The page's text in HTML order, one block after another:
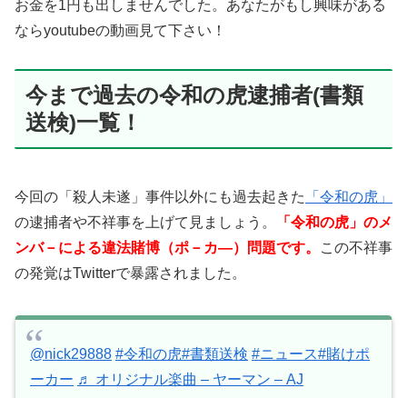
お金を1円も出しませんでした。あなたがもし興味がある
ならyoutubeの動画見て下さい！
今まで過去の令和の虎逮捕者(書類
送検)一覧！
今回の「殺人未遂」事件以外にも過去起きた
「令和の虎」
の逮捕者や不祥事を上げて見ましょう。
「令和の虎」のメ
ンバ－による違法賭博（ポ－カ―）問題です。
この不祥事
の発覚はTwitterで暴露されました。
@nick29888 #令和の虎#書類送検 #ニュース#賭けポ
ーカー ♬ オリジナル楽曲 – ヤーマン – AJ